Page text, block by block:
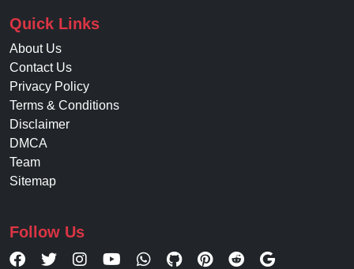
Quick Links
About Us
Contact Us
Privacy Policy
Terms & Conditions
Disclaimer
DMCA
Team
Sitemap
Follow Us